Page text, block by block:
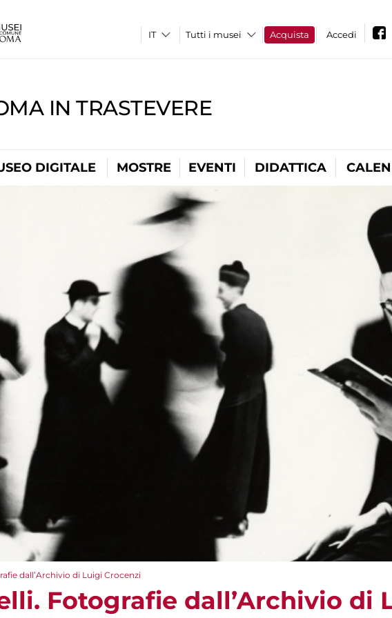
Tutti i musei Acquista Accedi
IN TRASTEVERE
DIGITALE MOSTRE EVENTI DIDATTICA
dall’Archivio di Luigi Crocenzi
Fotografie dall’Archivio di